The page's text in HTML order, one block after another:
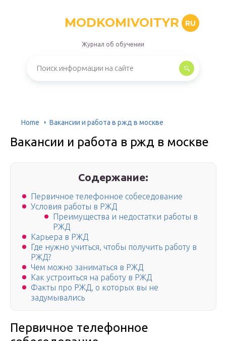
MODKOMIVOITYR RU
Журнал об обучении
Home Вакансии и работа в ржд в москве
Вакансии и работа в ржд в москве
Содержание:
Первичное телефонное собеседование
Условия работы в РЖД
Преимущества и недостатки работы в
РЖД
Карьера в РЖД
Где нужно учиться, чтобы получить работу в
РЖД?
Чем можно заниматься в РЖД
Как устроиться на работу в РЖД
Факты про РЖД, о которых вы не
задумывались
Первичное телефонное